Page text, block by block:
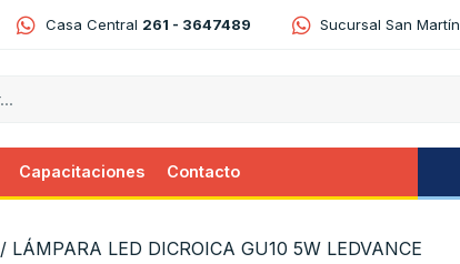
Casa Central 261 - 3647489 Sucursal San Martín
Capacitaciones Contacto
/ LÁMPARA LED DICROICA GU10 5W LEDVANCE